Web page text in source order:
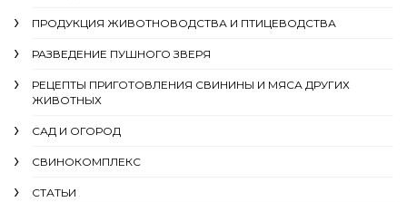
ПРОДУКЦИЯ ЖИВОТНОВОДСТВА И ПТИЦЕВОДСТВА
РАЗВЕДЕНИЕ ПУШНОГО ЗВЕРЯ
РЕЦЕПТЫ ПРИГОТОВЛЕНИЯ СВИНИНЫ И МЯСА ДРУГИХ
ЖИВОТНЫХ
САД И ОГОРОД
СВИНОКОМПЛЕКС
СТАТЬИ